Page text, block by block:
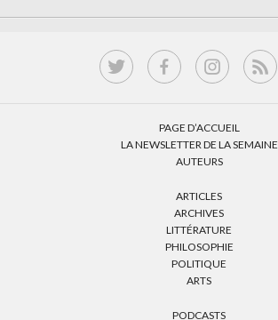
PAGE D’ACCUEIL
LA NEWSLETTER DE LA SEMAINE
AUTEURS
ARTICLES
ARCHIVES
LITTÉRATURE
PHILOSOPHIE
POLITIQUE
ARTS
PODCASTS